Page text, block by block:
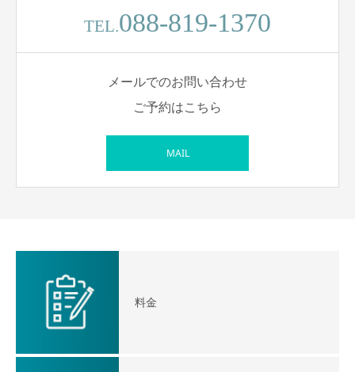
TEL.088-819-1370
メールでのお問い合わせ
ご予約はこちら
MAIL
料金